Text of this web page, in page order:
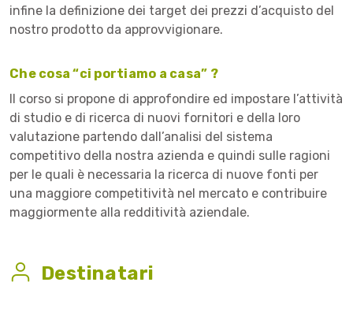
infine la definizione dei target dei prezzi d’acquisto del
nostro prodotto da approvvigionare.
Che cosa “ci portiamo a casa” ?
Il corso si propone di approfondire ed impostare l’attività
di studio e di ricerca di nuovi fornitori e della loro
valutazione partendo dall’analisi del sistema
competitivo della nostra azienda e quindi sulle ragioni
per le quali è necessaria la ricerca di nuove fonti per
una maggiore competitività nel mercato e contribuire
maggiormente alla redditività aziendale.
Destinatari